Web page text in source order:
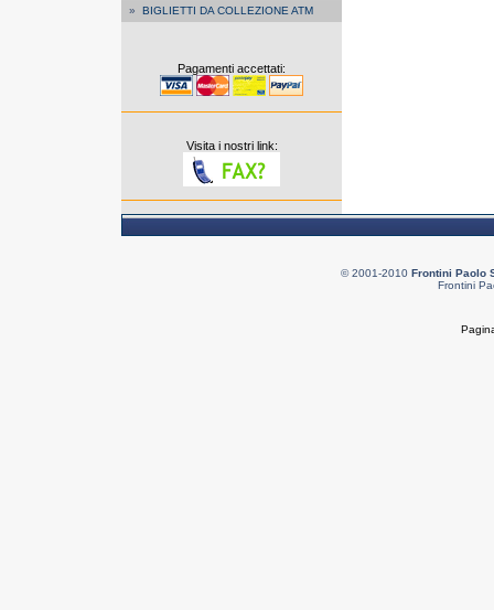
» BIGLIETTI DA COLLEZIONE ATM
Pagamenti accettati:
Visita i nostri link:
© 2001-2010 Frontini Paolo
Frontini